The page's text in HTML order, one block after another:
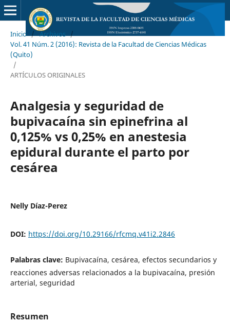
Inicio / Archivos /
Vol. 41 Núm. 2 (2016): Revista de la Facultad de Ciencias Médicas
(Quito)
/
ARTÍCULOS ORIGINALES
Analgesia y seguridad de
bupivacaína sin epinefrina al
0,125% vs 0,25% en anestesia
epidural durante el parto por
cesárea
Nelly Díaz-Perez
DOI: https://doi.org/10.29166/rfcmq.v41i2.2846
Palabras clave: Bupivacaína, cesárea, efectos secundarios y
reacciones adversas relacionados a la bupivacaína, presión
arterial, seguridad
Resumen